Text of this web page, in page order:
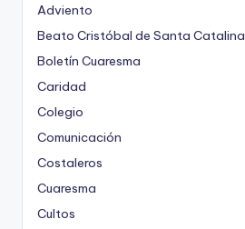
Adviento
Beato Cristóbal de Santa Catalina
Boletín Cuaresma
Caridad
Colegio
Comunicación
Costaleros
Cuaresma
Cultos